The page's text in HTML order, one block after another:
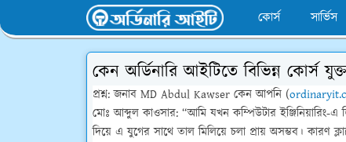
কোর্স সার্ভিস
কেন অর্ডিনারি আইটিতে বিভিন্ন কোর্স
প্রশ্ন: জনাব MD Abdul Kawser কেন আপনি (
মোঃ আব্দুল কাওসার: “আমি যখন কম্পিউটার ইঞ্জিনিয়ারিং-এ
দিয়ে এ যুগের সাথে তাল মিলিয়ে চলা প্রায় অসম্ভব। কারণ